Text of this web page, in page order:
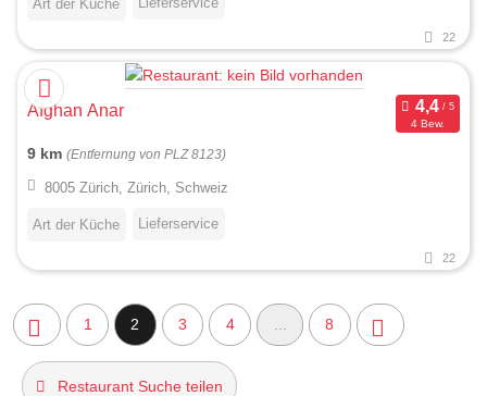
Art der Küche
22
Afghan Anar
4 Bew.
9 km (Entfernung von PLZ 8123)
8005 Zürich, Zürich, Schweiz
Art der Küche Lieferservice
22
1 2 3 4 8
Restaurant Suche teilen